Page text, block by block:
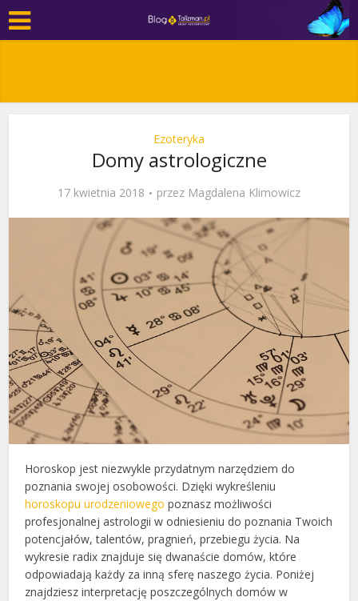
Ezoteryka
Domy astrologiczne
17 kwietnia 2018 przez Magdalena Klimowicz
Horoskop jest niezwykle przydatnym narzędziem do
poznania swojej osobowości. Dzięki wykreśleniu
horoskopu urodzeniowego poznasz możliwości
profesjonalnej astrologii w odniesieniu do poznania Twoich
potencjałów, talentów, pragnień, przebiegu życia. Na
wykresie radix znajduje się dwanaście domów, które
odpowiadają każdy za inną sferę naszego życia. Poniżej
znajdziesz interpretację poszczególnych domów w